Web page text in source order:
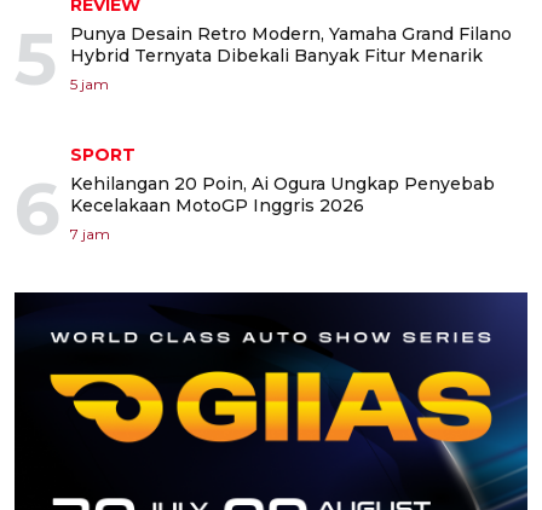
5
REVIEW
Punya Desain Retro Modern, Yamaha Grand Filano
Hybrid Ternyata Dibekali Banyak Fitur Menarik
5 jam
6
SPORT
Kehilangan 20 Poin, Ai Ogura Ungkap Penyebab
Kecelakaan MotoGP Inggris 2026
7 jam